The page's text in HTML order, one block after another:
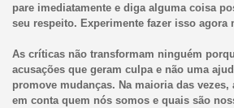
pare imediatamente e diga alguma coisa
seu respeito. Experimente fazer isso agora
As críticas não transformam ninguém
acusações que geram culpa e não uma
promove mudanças. Na maioria das
em conta quem nós somos e quais são